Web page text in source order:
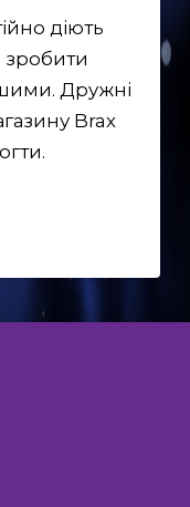
діють
зробити
Дружні
Brax